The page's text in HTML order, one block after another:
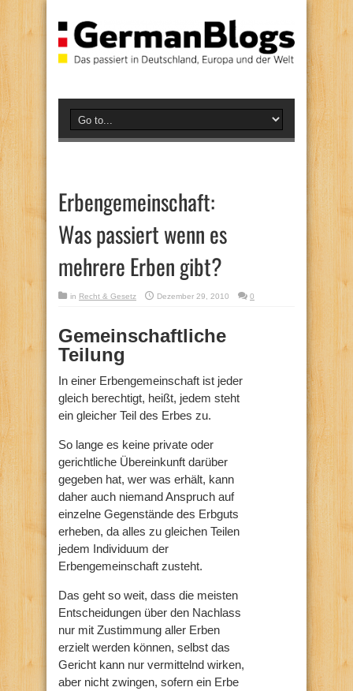
Erbengemeinschaft:
Was passiert wenn es
mehrere Erben gibt?
in Recht & Gesetz Dezember 29, 2010 0
Gemeinschaftliche
Teilung
In einer Erbengemeinschaft ist jeder
gleich berechtigt, heißt, jedem steht
ein gleicher Teil des Erbes zu.
So lange es keine private oder
gerichtliche Übereinkunft darüber
gegeben hat, wer was erhält, kann
daher auch niemand Anspruch auf
einzelne Gegenstände des Erbguts
erheben, da alles zu gleichen Teilen
jedem Individuum der
Erbengemeinschaft zusteht.
Das geht so weit, dass die meisten
Entscheidungen über den Nachlass
nur mit Zustimmung aller Erben
erzielt werden können, selbst das
Gericht kann nur vermittelnd wirken,
aber nicht zwingen, sofern ein Erbe